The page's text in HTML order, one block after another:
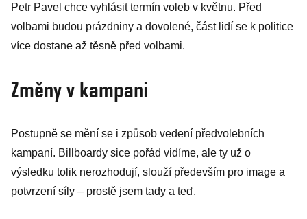
Petr Pavel chce vyhlásit termín voleb v květnu. Před
volbami budou prázdniny a dovolené, část lidí se k politice
více dostane až těsně před volbami.
Změny v kampani
Postupně se mění se i způsob vedení předvolebních
kampaní. Billboardy sice pořád vidíme, ale ty už o
výsledku tolik nerozhodují, slouží především pro image a
potvrzení síly – prostě jsem tady a teď.